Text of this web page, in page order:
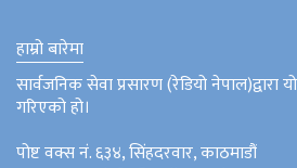
हाम्रो बारेमा
सार्वजनिक सेवा प्रसारण (रेडियो नेपाल)द्वारा
गरिएको हो।
पोष्ट वक्स नं. ६३४, सिंहदरवार, काठमाडौं